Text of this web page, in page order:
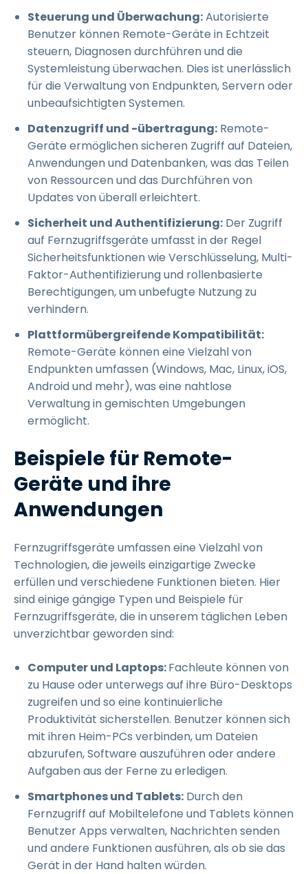
Steuerung und Überwachung:Autorisierte
Benutzer können Remote-Geräte in Echtzeit
steuern, Diagnosen durchführen und die
Systemleistung überwachen. Dies ist unerlässlich
für die Verwaltung von Endpunkten, Servern oder
unbeaufsichtigten Systemen.
Datenzugriff und -übertragung: Remote-
Geräte ermöglichen sicheren Zugriff auf Dateien,
Anwendungen und Datenbanken, was das Teilen
von Ressourcen und das Durchführen von
Updates von überall erleichtert.
Sicherheit und Authentifizierung: Der Zugriff
auf Fernzugriffsgeräte umfasst in der Regel
Sicherheitsfunktionen wie Verschlüsselung, Multi-
Faktor-Authentifizierung und rollenbasierte
Berechtigungen, um unbefugte Nutzung zu
verhindern.
Plattformübergreifende Kompatibilität:
Remote-Geräte können eine Vielzahl von
Endpunkten umfassen (Windows, Mac, Linux, iOS,
Android und mehr), was eine nahtlose
Verwaltung in gemischten Umgebungen
ermöglicht.
Beispiele für Remote-
Geräte und ihre
Anwendungen
Fernzugriffsgeräte umfassen eine Vielzahl von
Technologien, die jeweils einzigartige Zwecke
erfüllen und verschiedene Funktionen bieten. Hier
sind einige gängige Typen und Beispiele für
Fernzugriffsgeräte, die in unserem täglichen Leben
unverzichtbar geworden sind:
Computer und Laptops:Fachleute können von
zu Hause oder unterwegs auf ihre Büro-Desktops
zugreifen und so eine kontinuierliche
Produktivität sicherstellen. Benutzer können sich
mit ihren Heim-PCs verbinden, um Dateien
abzurufen, Software auszuführen oder andere
Aufgaben aus der Ferne zu erledigen.
Smartphones und Tablets: Durch den
Fernzugriff auf Mobiltelefone und Tablets können
Benutzer Apps verwalten, Nachrichten senden
und andere Funktionen ausführen, als ob sie das
Gerät in der Hand halten würden.